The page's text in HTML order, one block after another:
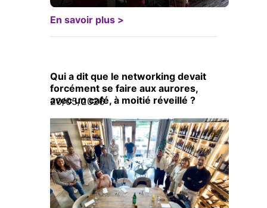
En savoir plus >
Qui a dit que le networking devait
forcément se faire aux aurores,
avec un café, à moitié réveillé ?
20/05/2026